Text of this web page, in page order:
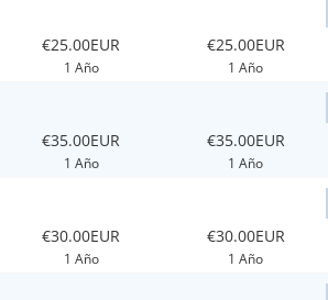
€25.00EUR
1 Año
€25.00EUR
1 Año
€35.00EUR
1 Año
€35.00EUR
1 Año
€30.00EUR
1 Año
€30.00EUR
1 Año